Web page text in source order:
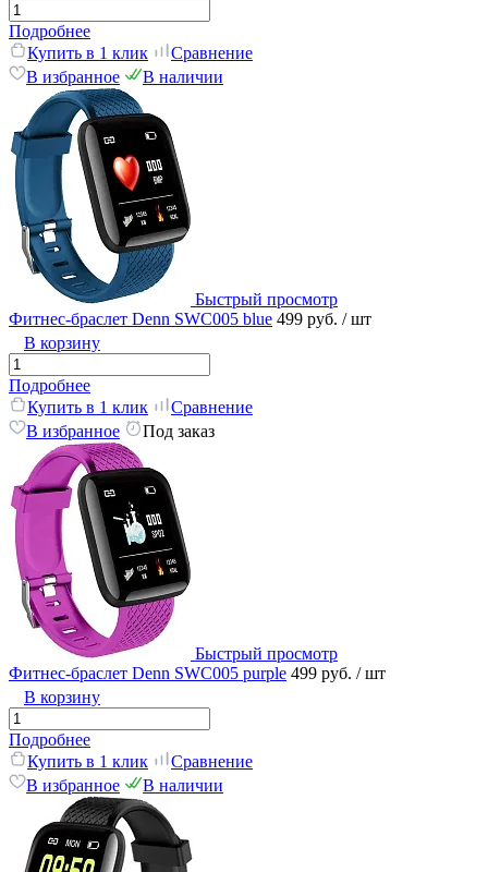
Подробнее
Купить в 1 клик
Сравнение
В избранное
В наличии
Быстрый просмотр
Фитнес-браслет Denn SWC005 blue 499 руб. / шт
В корзину
Подробнее
Купить в 1 клик
Сравнение
В избранное
Под заказ
Быстрый просмотр
Фитнес-браслет Denn SWC005 purple 499 руб. / шт
В корзину
Подробнее
Купить в 1 клик
Сравнение
В избранное
В наличии